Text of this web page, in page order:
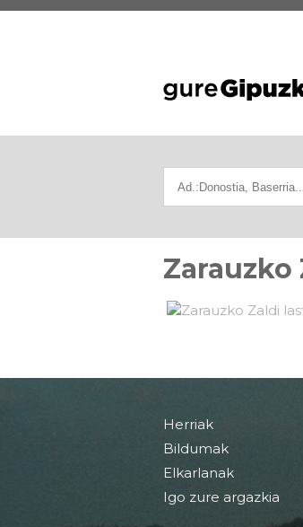
Zarauzko
Herriak
Bildumak
Elkarlanak
Igo zure argazkia